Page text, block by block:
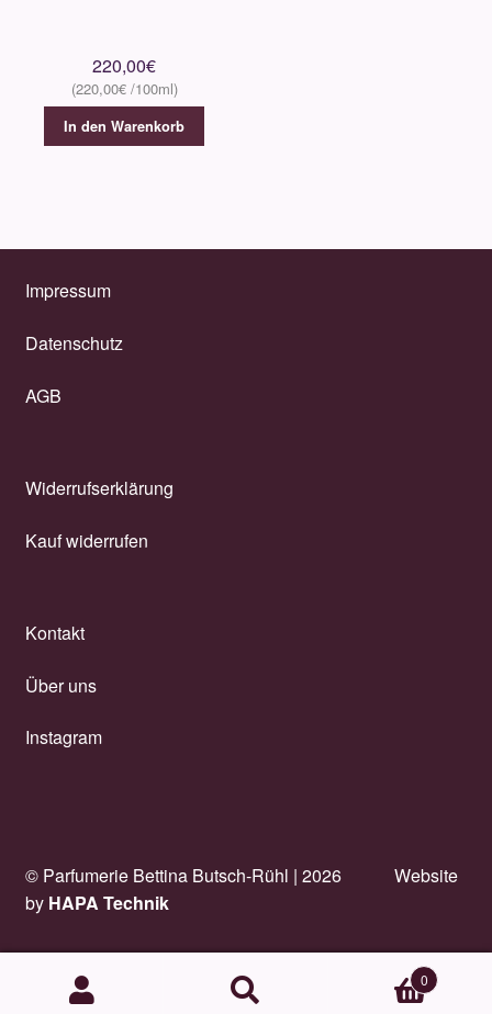
220,00€
220,00€
In den Warenkorb
Impressum
Datenschutz
AGB
Widerrufserklärung
Kauf widerrufen
Kontakt
Über uns
Instagram
© Parfumerie Bettina Butsch-Rühl | 2026
Website
by HAPA Technik
Suchen
0